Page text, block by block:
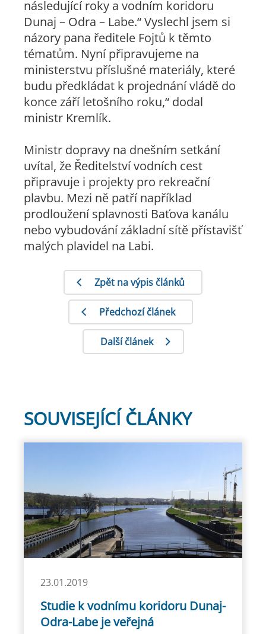
následující roky a vodním koridoru
Dunaj – Odra – Labe.“Vyslechl jsem si
názory pana ředitele Fojtů k těmto
tématům. Nyní připravujeme na
ministerstvu příslušné materiály, které
budu předkládat k projednání vládě do
konce září letošního roku,“ dodal
ministr Kremlík.
Ministr dopravy na dnešním setkání
uvítal, že Ředitelství vodních cest
připravuje i projekty pro rekreační
plavbu. Mezi ně patří například
prodloužení splavnosti Baťova kanálu
nebo vybudování základní sítě přístavišť
malých plavidel na Labi.
Zpět na výpis článků
Předchozí článek
Další článek
SOUVISEJÍCÍ ČLÁNKY
23.01.2019
Studie k vodnímu koridoru Dunaj-
Odra-Labe je veřejná